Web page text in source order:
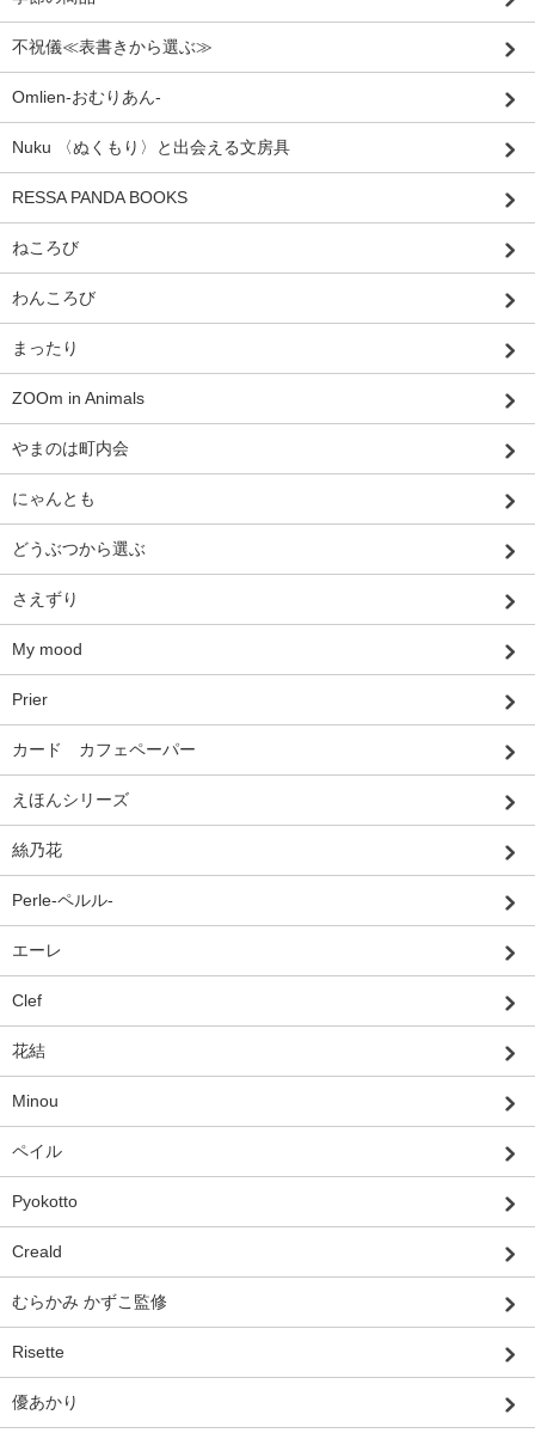
不祝儀≪表書きから選ぶ≫
Omlien-おむりあん-
Nuku 〈ぬくもり〉と出会える文房具
RESSA PANDA BOOKS
ねころび
わんころび
まったり
ZOOm in Animals
やまのは町内会
にゃんとも
どうぶつから選ぶ
さえずり
My mood
Prier
カード カフェペーパー
えほんシリーズ
絲乃花
Perle-ペルル-
エーレ
Clef
花結
Minou
ペイル
Pyokotto
Creald
むらかみ かずこ監修
Risette
優あかり